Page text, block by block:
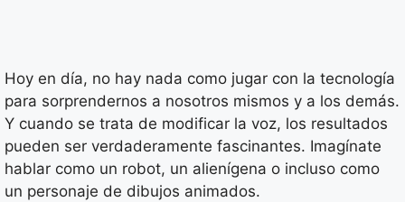
Hoy en día, no hay nada como jugar con la tecnología
para sorprendernos a nosotros mismos y a los demás.
Y cuando se trata de modificar la voz, los resultados
pueden ser verdaderamente fascinantes. Imagínate
hablar como un robot, un alienígena o incluso como
un personaje de dibujos animados.